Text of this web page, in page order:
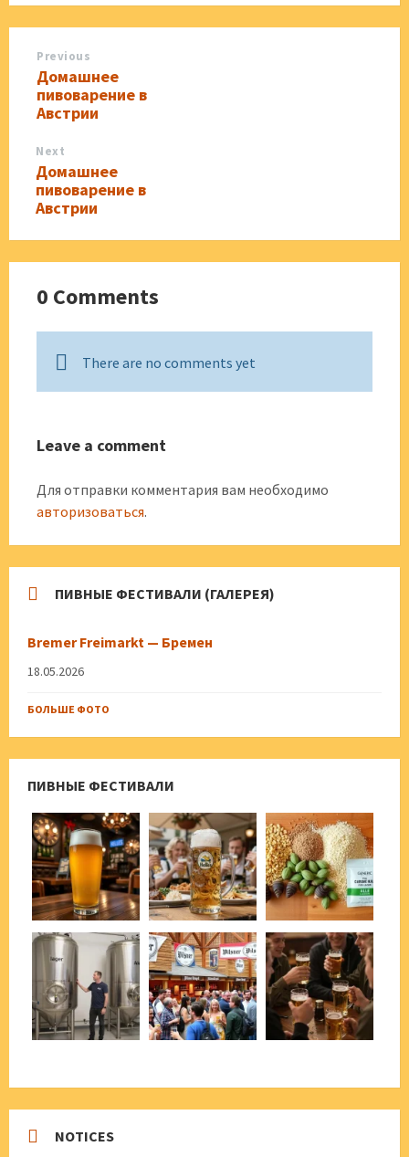
Previous
Домашнее
пивоварение в
Австрии
Next
Домашнее
пивоварение в
Австрии
0 Comments
There are no comments yet
Leave a comment
Для отправки комментария вам необходимо
авторизоваться.
ПИВНЫЕ ФЕСТИВАЛИ (ГАЛЕРЕЯ)
Bremer Freimarkt — Бремен
18.05.2026
БОЛЬШЕ ФОТО
ПИВНЫЕ ФЕСТИВАЛИ
NOTICES